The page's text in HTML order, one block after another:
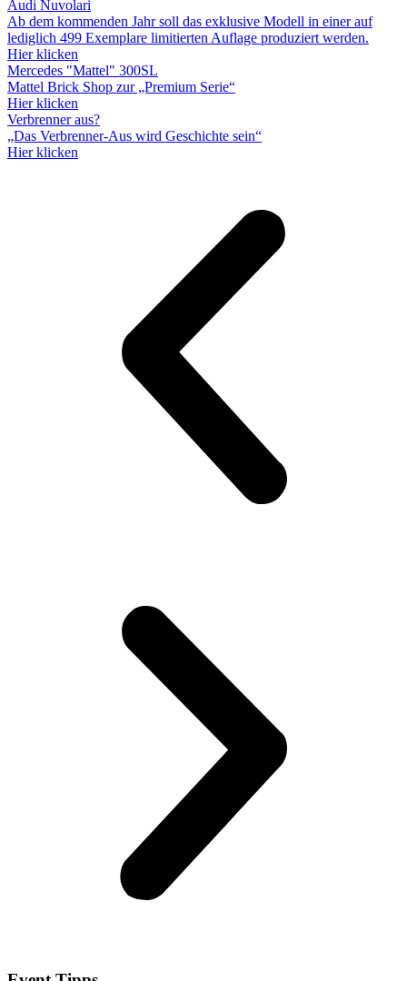
Audi Nuvolari
Ab dem kommenden Jahr soll das exklusive Modell in einer auf
lediglich 499 Exemplare limitierten Auflage produziert werden.
Hier klicken
Mercedes "Mattel" 300SL
Mattel Brick Shop zur „Premium Serie“
Hier klicken
Verbrenner aus?
„Das Verbrenner-Aus wird Geschichte sein“
Hier klicken